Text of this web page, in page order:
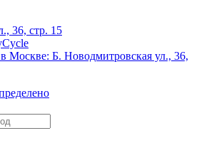
36, стр. 15
Москве: Б. Новодмитровская ул., 36,